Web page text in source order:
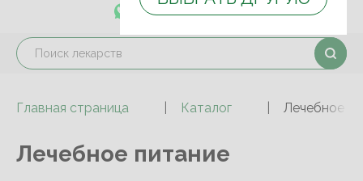
+7 (989) 579-78-73
Главная страница Каталог Лечебное
Лечебное питание